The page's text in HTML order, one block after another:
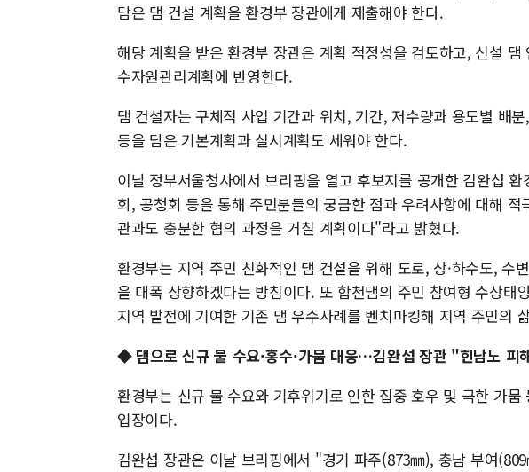
담은 댐 건설 계획을 환경부 장관에게 제출해야 한다.
해당 계획을 받은 환경부 장관은 계획 적정성을 검토하고, 신설
수자원관리계획에 반영한다.
댐 건설자는 구체적 사업 기간과 위치, 기간, 저수량과 용도별 배
등을 담은 기본계획과 실시계획도 세워야 한다.
이날 정부서울청사에서 브리핑을 열고 후보지를 공개한 김완섭
회, 공청회 등을 통해 주민분들의 궁금한 점과 우려사항에 대해
관과도 충분한 협의 과정을 거칠 계획이다"라고 밝혔다.
환경부는 지역 주민 친화적인 댐 건설을 위해 도로, 상·하수도, 수
을 대폭 상향하겠다는 방침이다. 또 합천댐의 주민 참여형 수상태
지역 발전에 기여한 기존 댐 우수사례를 벤치마킹해 지역 주민의
◆ 댐으로 신규 물 수요·홍수·가뭄 대응…김완섭 장관 "힌남노 피
환경부는 신규 물 수요와 기후위기로 인한 집중 호우 및 극한 가
입장이다.
김완섭 장관은 이날 브리핑에서 "경기 파주(873㎜), 충남 부여